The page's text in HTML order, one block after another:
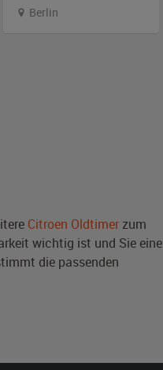
Berlin
Citroen Oldtimer zum
wichtig ist und Sie eine
die passenden